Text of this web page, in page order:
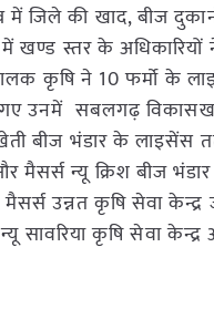
जिले की खाद, बीज
खण्ड स्तर के अधिकारियों
कृषि ने 10 फर्मो के
गए उनमें सबलगढ़
बीज भंडार के लाइसेंस
मैसर्स न्यू क्रिश बीज
उन्नत कृषि सेवा केन्द्र
सावरिया कृषि सेवा